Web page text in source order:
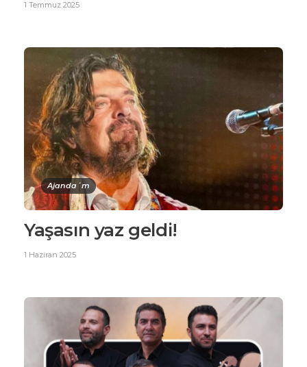
1 Temmuz 2025
Ajanda´m
Yaşasın yaz geldi!
1 Haziran 2025